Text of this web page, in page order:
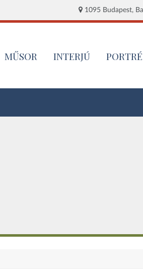
1095 Budapest,
MŰSOR INTERJÚ PORTRÉ